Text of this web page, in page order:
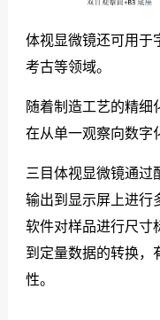
体视显微镜还可用于
考古等领域。
随着制造工艺的精细
在从单一观察向数字
三目体视显微镜通过
输出到显示屏上进行
软件对样品进行尺寸
到定量数据的转换，
性。